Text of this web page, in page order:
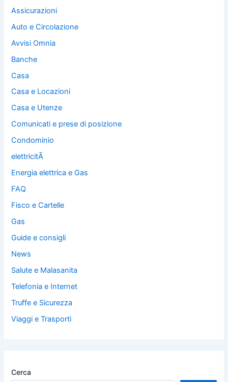
Assicurazioni
Auto e Circolazione
Avvisi Omnia
Banche
Casa
Casa e Locazioni
Casa e Utenze
Comunicati e prese di posizione
Condominio
elettricitÃ
Energia elettrica e Gas
FAQ
Fisco e Cartelle
Gas
Guide e consigli
News
Salute e Malasanita
Telefonia e Internet
Truffe e Sicurezza
Viaggi e Trasporti
Cerca